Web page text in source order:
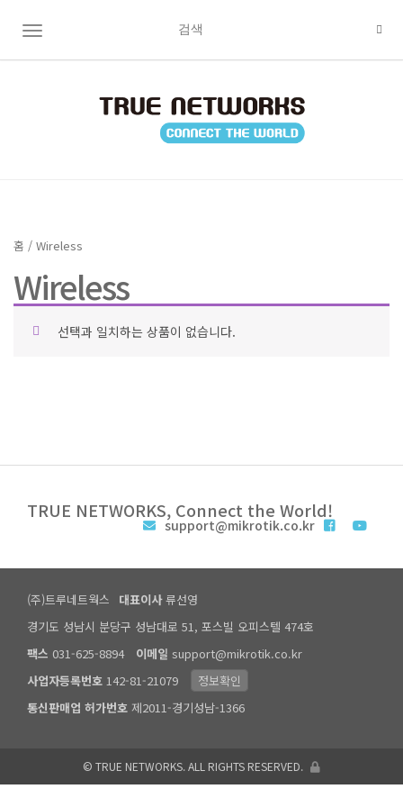
TOGGLE NAVIGATION
홈 / Wireless
Wireless
선택과 일치하는 상품이 없습니다.
TRUE NETWORKS, Connect the World!
support@mikrotik.co.kr
(주)트루네트웍스 대표이사류선영
경기도 성남시 분당구 성남대로 51, 포스빌 오피스텔 474호
팩스 031-625-8894 이메일 support@mikrotik.co.kr
사업자등록번호 142-81-21079
정보확인
통신판매업 허가번호 제2011-경기성남-1366
© TRUE NETWORKS. ALL RIGHTS RESERVED.